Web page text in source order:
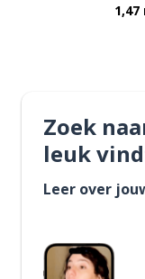
Zoek
leuk
Leer over